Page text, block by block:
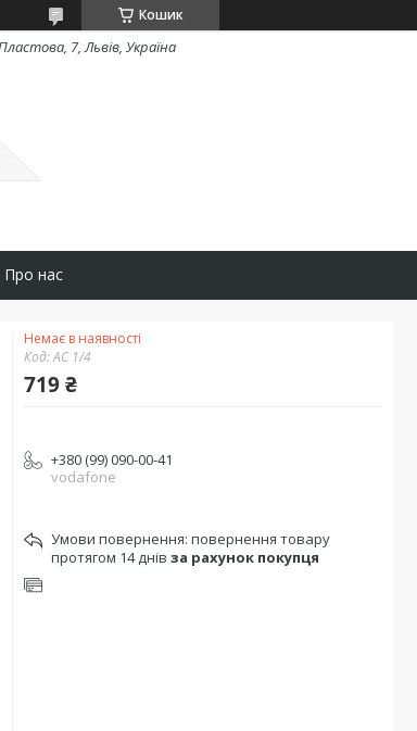
Кошик
7, Львів, Україна
Про нас
Немає в наявності
Код:АС 1/4
719 ₴
+380 (99) 090-00-41
vodafone
повернення товару
протягом 14 днів за рахунок покупця